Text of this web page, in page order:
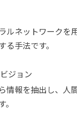
ルネットワークを
る手法です。
ジョン
情報を抽出し、人